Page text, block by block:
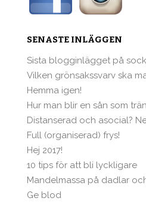
SENASTE INLÄGGEN
Sista blogginlägget på
Vilken grönsakssvarv ska
Hemma igen!
Hur man blir en sån som
Distanserad och asocial?
Full (organiserad) frys!
Hej 2017!
10 tips för att bli lyckligare
Mandelmassa på dadlar
Ge blod